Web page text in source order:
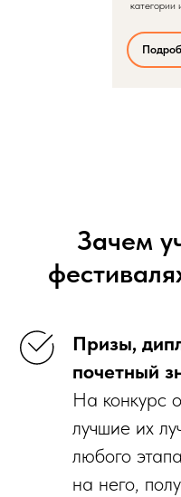
категории
Зачем
Призы,
почетный
На конкурс
лучшие их
любого
на него,